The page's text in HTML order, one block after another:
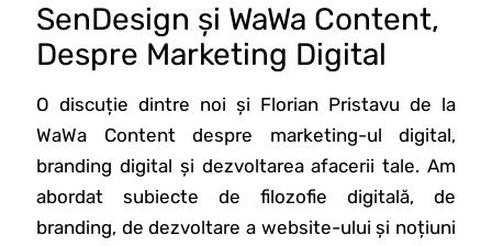
SenDesign și WaWa Content,
Despre Marketing Digital
O discuție dintre noi și Florian Pristavu de la
WaWa Content despre marketing-ul digital,
branding digital și dezvoltarea afacerii tale. Am
abordat subiecte de filozofie digitală, de
branding, de dezvoltare a website-ului și noțiuni